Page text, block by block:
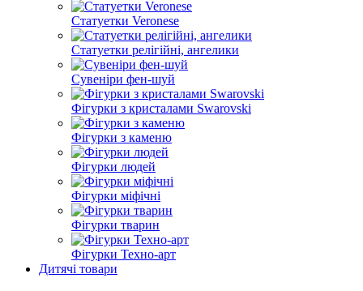
Статуетки Veronese
Статуетки релігійні, ангелики
Сувеніри фен-шуй
Фігурки з кристалами Swarovski
Фігурки з каменю
Фігурки людей
Фігурки міфічні
Фігурки тварин
Фігурки Техно-арт
Дитячі товари